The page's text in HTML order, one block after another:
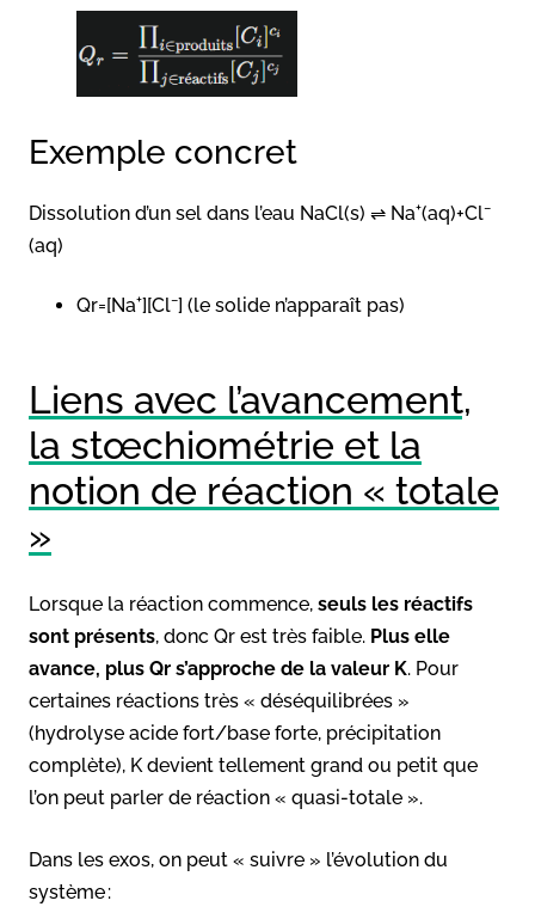
Exemple concret
Dissolution d’un sel dans l’eau NaCl(s) ⇌ Na+(aq)+Cl−
(aq)
Qr=[Na+][Cl−] (le solide n’apparaît pas)
Liens avec l’avancement,
la stœchiométrie et la
notion de réaction « totale
»
Lorsque la réaction commence, seuls les réactifs
sont présents, donc Qr est très faible. Plus elle
avance, plus Qr s’approche de la valeur K. Pour
certaines réactions très « déséquilibrées »
(hydrolyse acide fort/base forte, précipitation
complète), K devient tellement grand ou petit que
l’on peut parler de réaction « quasi-totale ».
Dans les exos, on peut « suivre » l’évolution du
système :